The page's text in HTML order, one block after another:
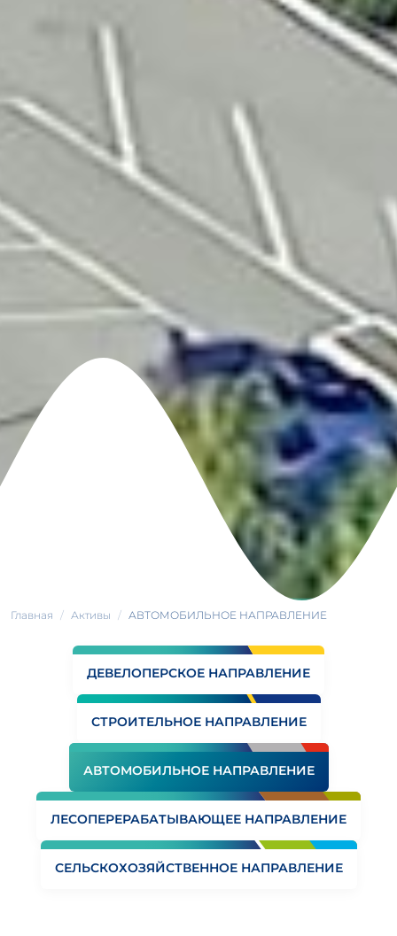
Главная Активы АВТОМОБИЛЬНОЕ НАПРАВЛЕНИЕ
ДЕВЕЛОПЕРСКОЕ НАПРАВЛЕНИЕ
СТРОИТЕЛЬНОЕ НАПРАВЛЕНИЕ
АВТОМОБИЛЬНОЕ НАПРАВЛЕНИЕ
ЛЕСОПЕРЕРАБАТЫВАЮЩЕЕ НАПРАВЛЕНИЕ
СЕЛЬСКОХОЗЯЙСТВЕННОЕ НАПРАВЛЕНИЕ